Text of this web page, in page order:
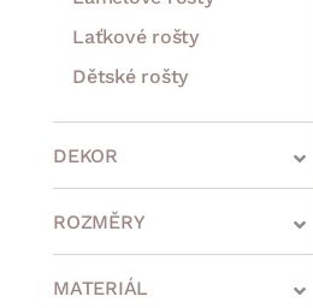
Laťkové rošty
Dětské rošty
Matrace
Komody, skříňky a vitríny
Bytové doplňky
Sedací soupravy a pohovky
Sestavy a stěny
Drobný nábytek
Spotřebiče
DEKOR
ROZMĚRY
MATERIÁL